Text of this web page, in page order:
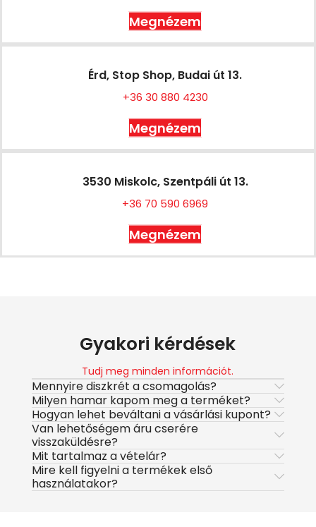
Megnézem
Érd, Stop Shop, Budai út 13.
+36 30 880 4230
Megnézem
3530 Miskolc, Szentpáli út 13.
+36 70 590 6969
Megnézem
Gyakori kérdések
Tudj meg minden információt.
Mennyire diszkrét a csomagolás?
Milyen hamar kapom meg a terméket?
Hogyan lehet beváltani a vásárlási kupont?
Van lehetőségem áru cserére
visszaküldésre?
Mit tartalmaz a vételár?
Mire kell figyelni a termékek első
használatakor?